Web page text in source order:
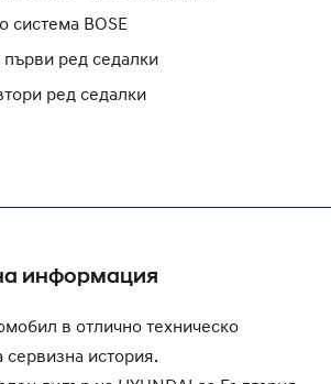
система BOSE
първи ред седалки
ред седалки
информация
в отлично техническо
история.